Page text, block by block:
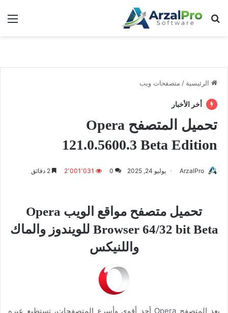
بحث عن
الرئيسية / متصفحات ويب
أخر الأخبار
تحميل المتصفح Opera
121.0.5600.3 Beta Edition
ArzalPro يوليو 24, 2025 0 2٬001٬031
تحميل متصفح مواقع الويب Opera
Browser 64/32 bit Beta للويندوز والماك
واللنيكس
يعد المتصفح Opera أحد أقوى وأسرع المتصفحات، تستطيع عبره